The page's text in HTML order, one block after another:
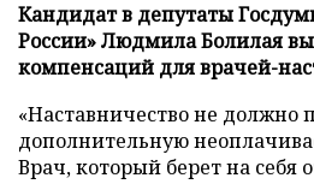
Кандидат в депутаты
России» Людмила Болилая
компенсаций для врачей-
«Наставничество не должно
дополнительную
Врач, который берет на себя